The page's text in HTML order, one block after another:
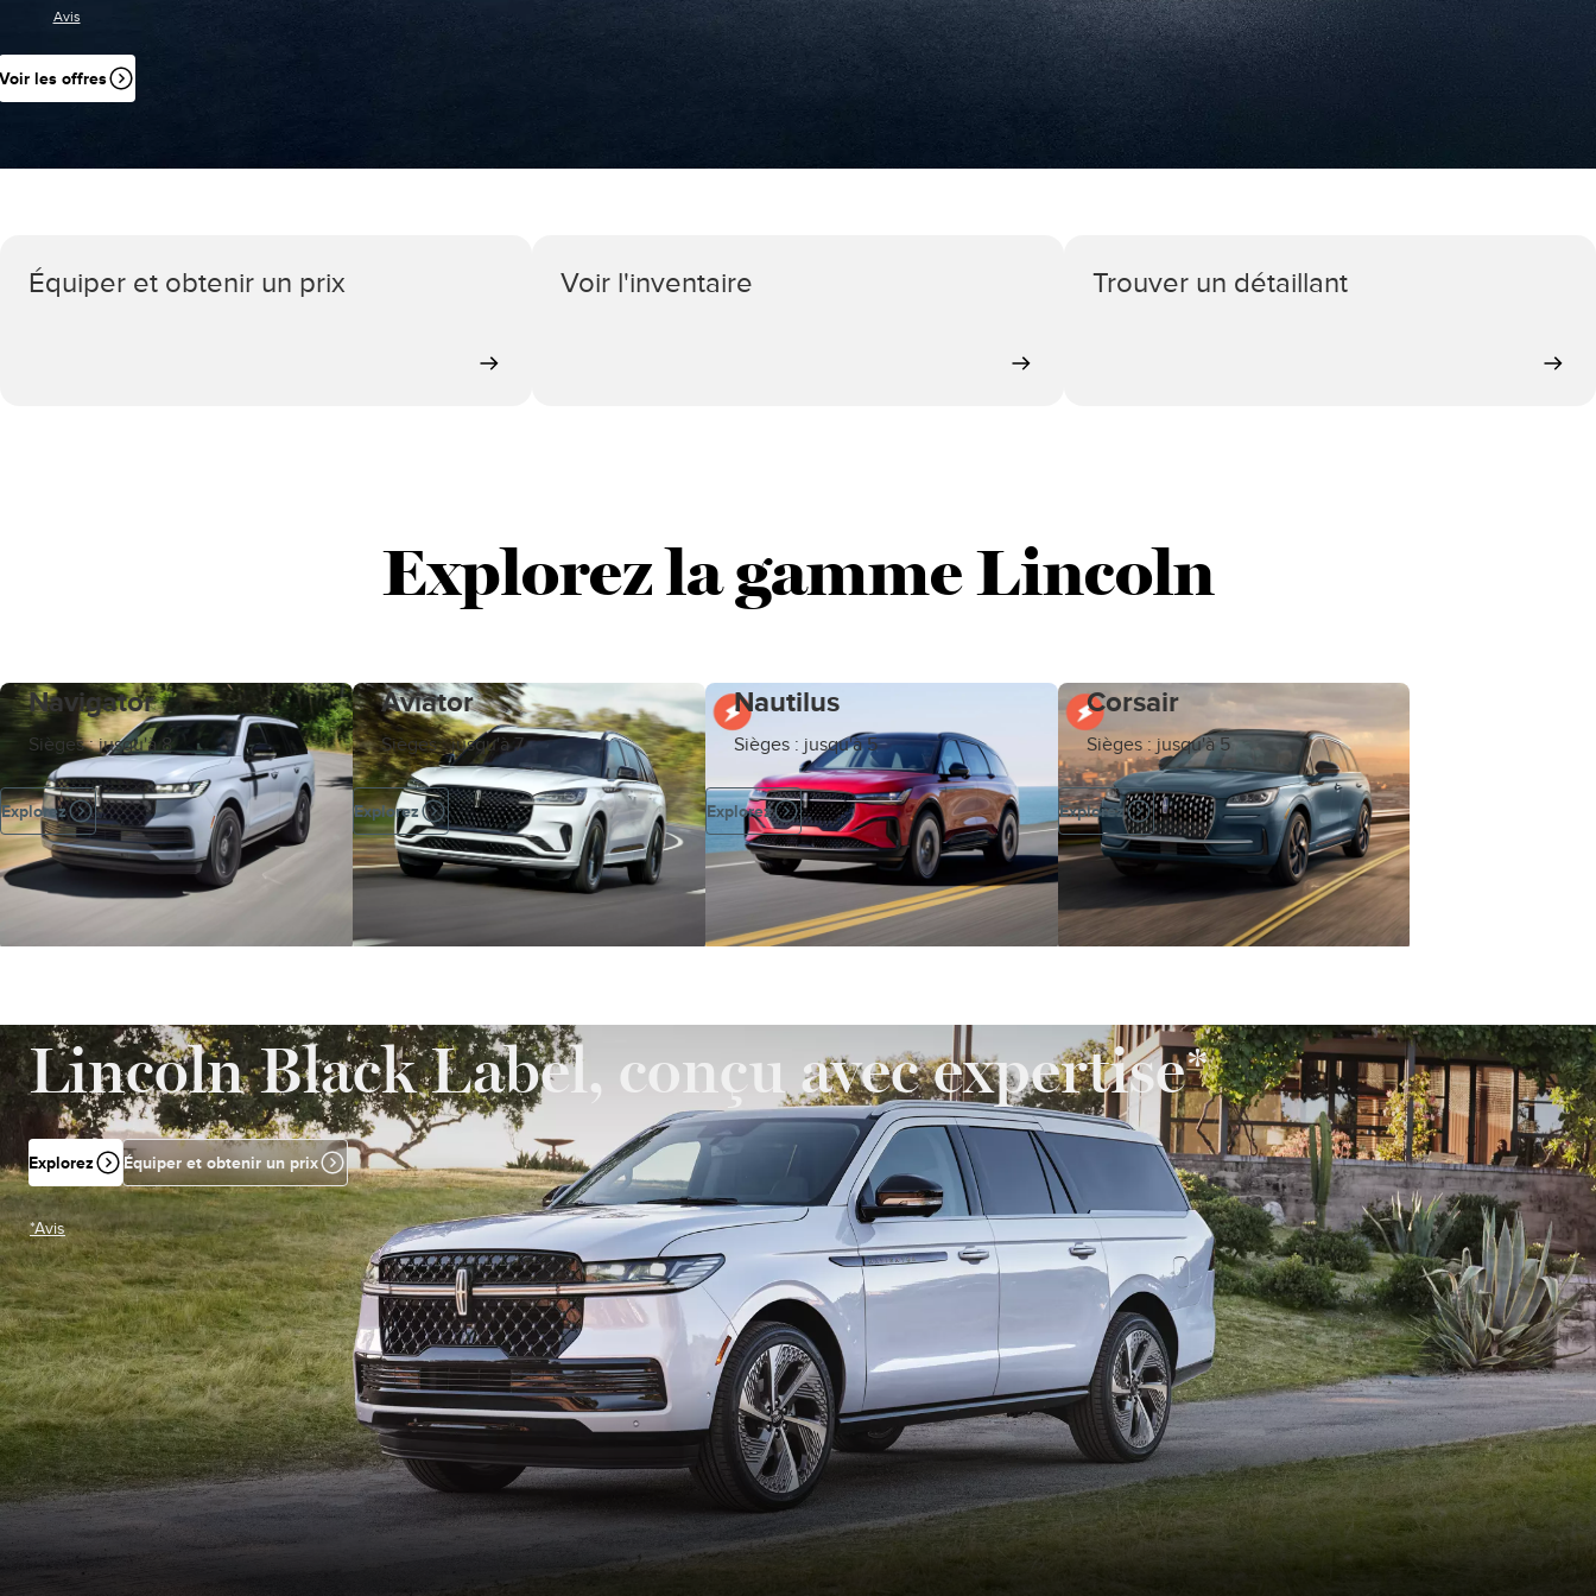
Avis
les offres
Équiper et obtenir un prix Voir l'inventaire Trouver un détaillant
Explorez la gamme Lincoln
Navigator
Sièges : jusqu'à 8
Explorez
Aviator
Sièges : jusqu'à 7
Explorez
Nautilus
Sièges : jusqu'à 5
Explorez
Corsair
Sièges : jusqu'à 5
Explorez
Lincoln Black Label, conçu avec expertise*
Explorez Équiper et obtenir un prix
*Avis